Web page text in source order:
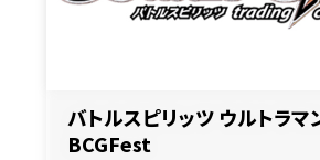
バトルスピリッツ ウルトラマ
BCGFest